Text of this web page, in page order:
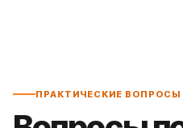
ПРАКТИЧЕСКИЕ ВОПРОСЫ